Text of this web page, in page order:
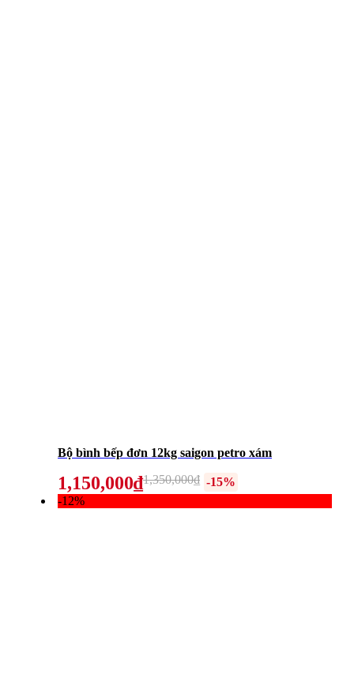
Bộ bình bếp đơn 12kg saigon petro xám
1,150,000₫1,350,000₫ -15%
-12%